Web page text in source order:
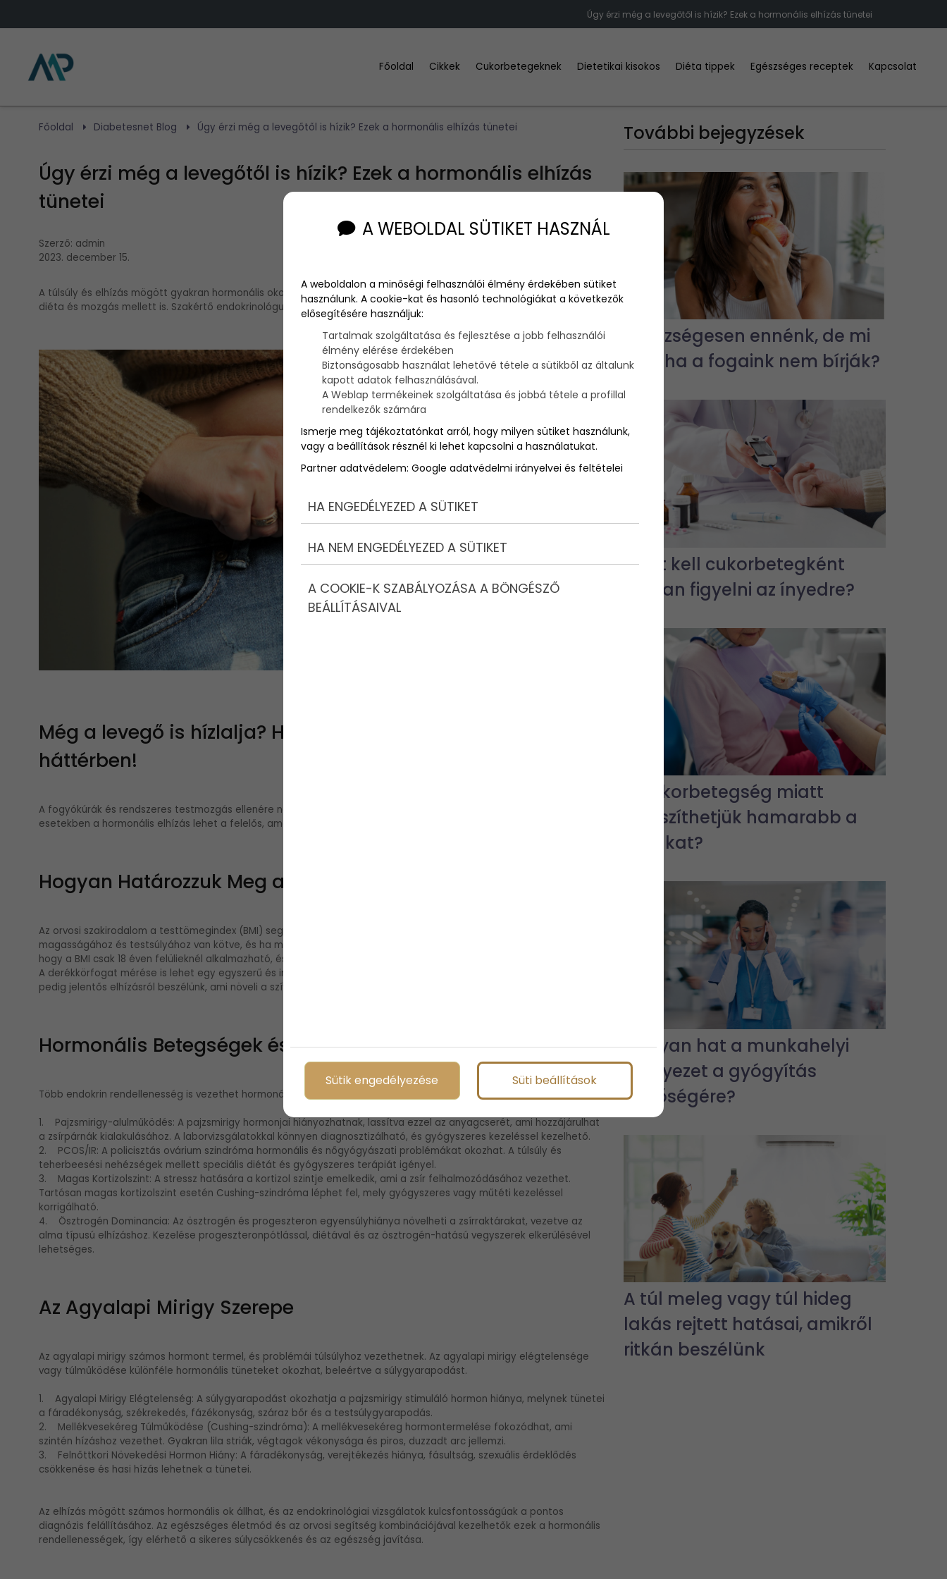
Úgy érzi még a levegőtől is hízik? Ezek a hormonális elhízás tünetei
Főoldal Cikkek Cukorbetegeknek Dietetikai kisokos Diéta tippek Egészséges receptek Kapcsolat
Főoldal Diabetesnet Blog Úgy érzi még a levegőtől is hízik? Ezek a hormonális elhízás tünetei
Úgy érzi még a levegőtől is hízik? Ezek a hormonális elhízás
tünetei
Szerző: admin
2023. december 15.
A túlsúly és elhízás mögött gyakran hormonális okok is állhatnak, ami nehezítheti a súlycsökkentést, még megfelelő
diéta és mozgás mellett is. Szakértő endokrinológus részletezi, hogyan befolyásolhatják a hormonok az elhízást.
Még a levegő is hízlalja? Hormonális elhízás állhat a
háttérben!
A fogyókúrák és rendszeres testmozgás ellenére néha előfordul, hogy a kívánt súlycsökkenés elmarad. Ilyen
esetekben a hormonális elhízás lehet a felelős, amely valamilyen endokrin rendellenesség miatt alakul ki.
Hogyan Határozzuk Meg a Túlsúlyt?
Az orvosi szakirodalom a testtömegindex (BMI) segítségével határozza meg a túlsúlyt. Ez a mutató az illető
magasságához és testsúlyához van kötve, és ha meghaladja a 25-öt, túlsúlyról beszélhetünk. Fontos azonban tudni,
hogy a BMI csak 18 éven felülieknél alkalmazható, és nem veszi figyelembe a testzsír és izom arányát.
A derékkörfogat mérése is lehet egy egyszerű és informatív módszer. Nőknél 80 cm felett mérsékelt, 88 cm felett
pedig jelentős elhízásról beszélünk, ami növeli a szív- és érrendszeri problémák és a cukorbetegség kockázatát.
Hormonális Betegségek és Elhízás
Több endokrin rendellenesség is vezethet hormonális elhízáshoz.
1. Pajzsmirigy-alulműködés: A pajzsmirigy hormonjai hiányozhatnak, lassítva ezzel az anyagcserét, ami hozzájárulhat
a zsírpárnák kialakulásához. A laborvizsgálatokkal könnyen diagnosztizálható, és gyógyszeres kezeléssel kezelhető.
2. PCOS/IR: A policisztás ovárium szindróma hormonális és nőgyógyászati problémákat okozhat. A túlsúly és
teherbeesési nehézségek mellett speciális diétát és gyógyszeres terápiát igényel.
3. Magas Kortizolszint: A stressz hatására a kortizol szintje emelkedik, ami a zsír felhalmozódásához vezethet.
Tartósan magas kortizolszint esetén Cushing-szindróma léphet fel, mely gyógyszeres vagy műtéti kezeléssel
korrigálható.
4. Ösztrogén Dominancia: Az ösztrogén és progeszteron egyensúlyhiánya növelheti a zsírraktárakat, vezetve az
alma típusú elhízáshoz. Kezelése progeszteronpótlással, diétával és az ösztrogén-hatású vegyszerek elkerülésével
lehetséges.
Az Agyalapi Mirigy Szerepe
Az agyalapi mirigy számos hormont termel, és problémái túlsúlyhoz vezethetnek. Az agyalapi mirigy elégtelensége
vagy túlműködése különféle hormonális tüneteket okozhat, beleértve a súlygyarapodást.
1. Agyalapi Mirigy Elégtelenség: A súlygyarapodást okozhatja a pajzsmirigy stimuláló hormon hiánya, melynek tünetei
a fáradékonyság, székrekedés, fázékonyság, száraz bőr és a testsúlygyarapodás.
2. Mellékvesekéreg Túlműködése (Cushing-szindróma): A mellékvesekéreg hormontermelése fokozódhat, ami
szintén hízáshoz vezethet. Gyakran lila striák, végtagok vékonysága és piros, duzzadt arc jellemzi.
3. Felnőttkori Növekedési Hormon Hiány: A fáradékonyság, verejtékezés hiánya, fásultság, szexuális érdeklődés
csökkenése és hasi hízás lehetnek a tünetei.
Az elhízás mögött számos hormonális ok állhat, és az endokrinológiai vizsgálatok kulcsfontosságúak a pontos
diagnózis felállításához. Az egészséges életmód és az orvosi segítség kombinációjával kezelhetők ezek a hormonális
rendellenességek, így elérhető a sikeres súlycsökkenés és az egészség javítása.
További bejegyzések
Egészségesen ennénk, de mi
van, ha a fogaink nem bírják?
Miért kell cukorbetegként
jobban figyelni az ínyedre?
A cukorbetegség miatt
elveszíthetjük hamarabb a
fogakat?
Hogyan hat a munkahelyi
környezet a gyógyítás
minőségére?
A túl meleg vagy túl hideg
lakás rejtett hatásai, amikről
ritkán beszélünk
A WEBOLDAL SÜTIKET HASZNÁL
A weboldalon a minőségi felhasználói élmény érdekében sütiket
használunk. A cookie-kat és hasonló technológiákat a következők
elősegítésére használjuk:
Tartalmak szolgáltatása és fejlesztése a jobb felhasználói
élmény elérése érdekében
Biztonságosabb használat lehetővé tétele a sütikből az általunk
kapott adatok felhasználásával.
A Weblap termékeinek szolgáltatása és jobbá tétele a profillal
rendelkezők számára
Ismerje meg tájékoztatónkat arról, hogy milyen sütiket használunk,
vagy a beállítások résznél ki lehet kapcsolni a használatukat.
Partner adatvédelem: Google adatvédelmi irányelvei és feltételei
HA ENGEDÉLYEZED A SÜTIKET
HA NEM ENGEDÉLYEZED A SÜTIKET
A COOKIE-K SZABÁLYOZÁSA A BÖNGÉSZŐ
BEÁLLÍTÁSAIVAL
Sütik engedélyezése Süti beállítások